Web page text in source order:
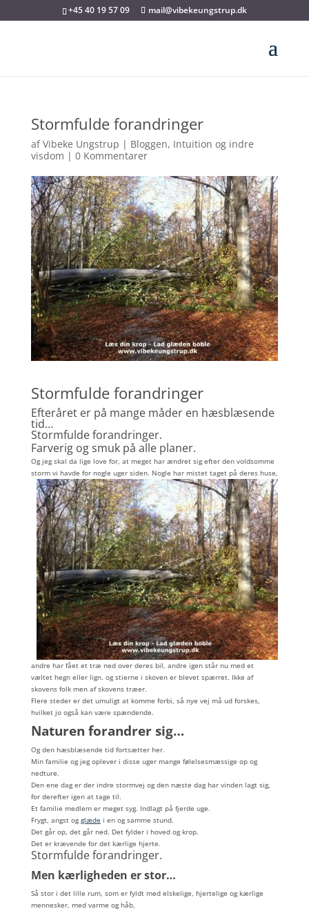
+45 40 19 57 09 mail@vibekeungstrup.dk
Stormfulde forandringer
afVibeke Ungstrup | Bloggen, Intuition og indre
visdom | 0 Kommentarer
Stormfulde forandringer
Efteråret er på mange måder en hæsblæsende
tid…
Stormfulde forandringer.
Farverig og smuk på alle planer.
Og jeg skal da lige love for, at meget har ændret sig efter den voldsomme
storm vi havde for nogle uger siden. Nogle har mistet taget på deres huse,
andre har fået et træ ned over deres bil, andre igen står nu med et
væltet hegn eller lign. og stierne i skoven er blevet spærret. Ikke af
skovens folk men af skovens træer.
Flere steder er det umuligt at komme forbi, så nye vej må ud forskes,
hvilket jo også kan være spændende.
Naturen forandrer sig…
Og den hæsblæsende tid fortsætter her.
Min familie og jeg oplever i disse uger mange følelsesmæssige op og
nedture.
Den ene dag er der indre stormvej og den næste dag har vinden lagt sig,
for derefter igen at tage til.
Et familie medlem er meget syg. Indlagt på fjerde uge.
Frygt, angst og glæde i en og samme stund.
Det går op, det går ned. Det fylder i hoved og krop.
Det er krævende for det kærlige hjerte.
Stormfulde forandringer.
Men kærligheden er stor…
Så stor i det lille rum, som er fyldt med elskelige, hjertelige og kærlige
mennesker, med varme og håb,